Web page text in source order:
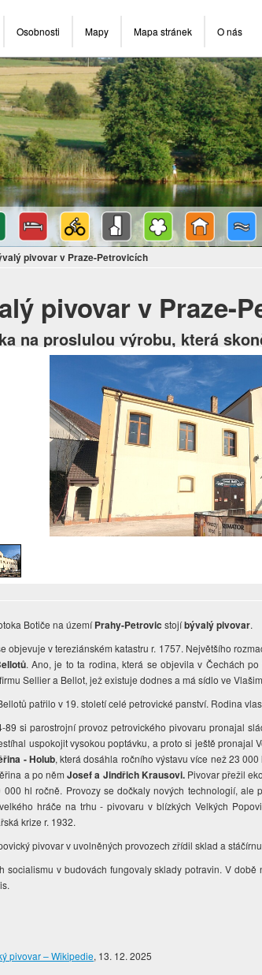
Osobnosti Mapy Mapa stránek O nás
pivovar v Praze-Petrovicích
pivovar v Praze-
na proslulou výrobu, která
Botiče na územíPrahy-Petrovic stojíbývalý pivovar.
objevuje v tereziánském katastru r. 1757. Největšího
. Ano, je to ta rodina, která se objevila v Čechách
Sellier a Bellot, jež existuje dodnes a má sídlo ve
patřilo v 19. století celé petrovické panství. Rodina
89 si parostrojní provoz petrovického pivovaru pronajal
uspokojit vysokou poptávku, a proto si ještě pronajal
- Holub, která dosáhla ročního výstavu více než 23
a po němJosef a Jindřich Krausovi.Pivovar přežil
000 hl ročně. Provozy se dočkaly nových technologií, ale
hráče na trhu - pivovaru v blízkých Velkých
krize r. 1932.
pivovar v uvolněných provozech zřídil sklad a
socialismu v budovách fungovaly sklady potravin. V
pivovar – Wikipedie, 13. 12. 2025